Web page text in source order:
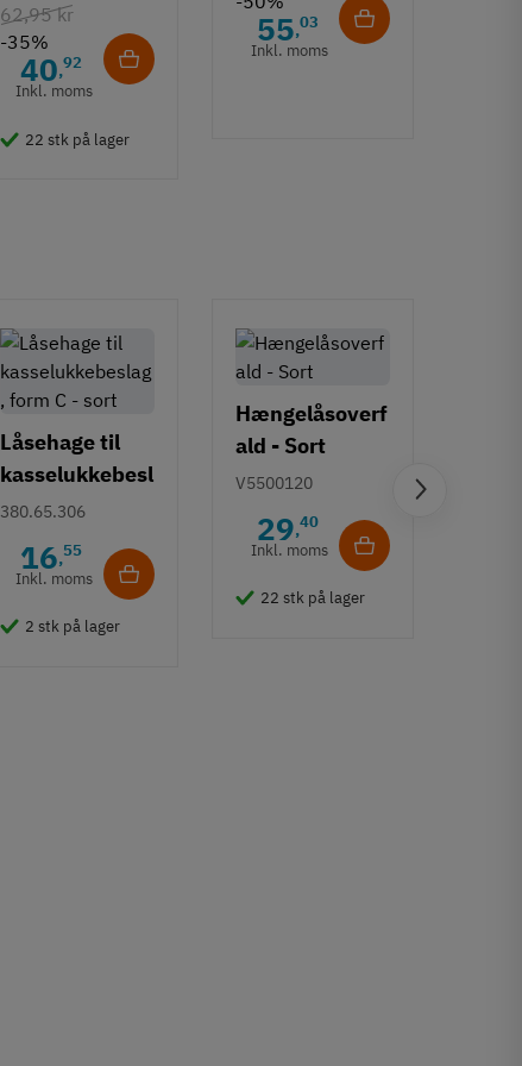
62,95 kr
-35%
40,92
Inkl. moms
22 stk på lager
55,03
Inkl. moms
Låsehage til
kasselukkebesl
ag, form C -
380.65.306
16,55
Inkl. moms
2 stk på lager
Hængelåsoverf
ald - Sort
V5500120
29,40
Inkl. moms
22 stk på lager